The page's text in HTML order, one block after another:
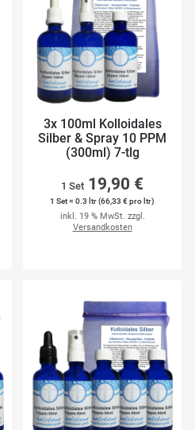
3x 100ml Kolloidales
Silber & Spray 10 PPM
(300ml) 7-tlg
1 Set 19,90 €
1 Set = 0.3 ltr (66,33 € pro ltr)
inkl. 19 % MwSt. zzgl.
Versandkosten